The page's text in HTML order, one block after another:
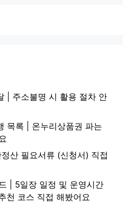
| 주소불명 시 활용 절차 안
목록 | 온누리상품권 파는
산 필요서류 (신청서) 직접
| 5일장 일정 및 운영시간
천 코스 직접 해봤어요